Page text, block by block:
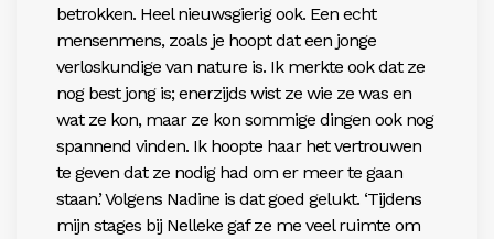
betrokken. Heel nieuwsgierig ook. Een echt
mensenmens, zoals je hoopt dat een jonge
verloskundige van nature is. Ik merkte ook dat ze
nog best jong is; enerzijds wist ze wie ze was en
wat ze kon, maar ze kon sommige dingen ook nog
spannend vinden. Ik hoopte haar het vertrouwen
te geven dat ze nodig had om er meer te gaan
staan.’ Volgens Nadine is dat goed gelukt. ‘Tijdens
mijn stages bij Nelleke gaf ze me veel ruimte om